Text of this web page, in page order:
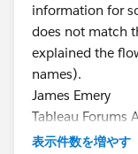
information for
does not match
explained the
names).
James Emery
Tableau Forums
Please click
表示件数を増やす